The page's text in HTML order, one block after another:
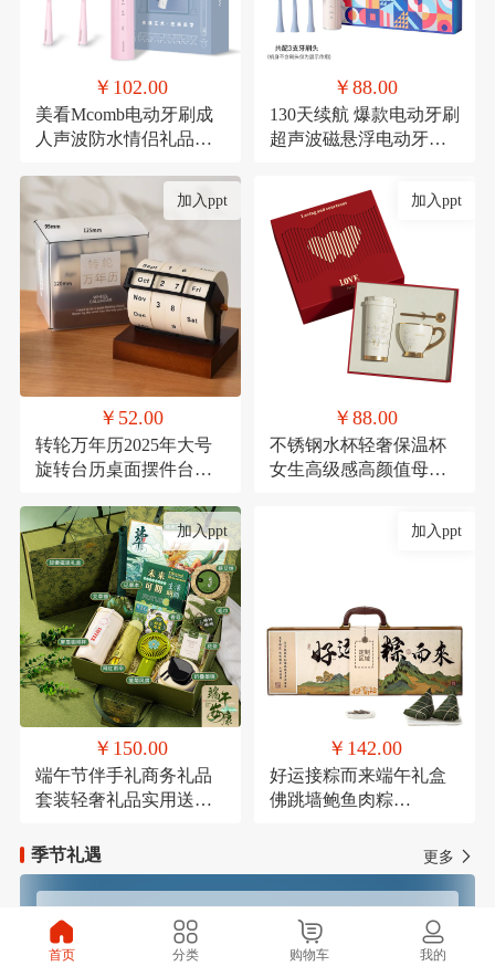
首页 分类 购物车 我的
￥102.00
美看Mcomb电动牙刷成
人声波防水情侣礼品科
￥88.00
130天续航 爆款电动牙刷
超声波磁悬浮电动牙刷
加入ppt
￥52.00
转轮万年历2025年大号
旋转台历桌面摆件台历
加入ppt
￥88.00
不锈钢水杯轻奢保温杯
女生高级感高颜值母亲
加入ppt
￥150.00
端午节伴手礼商务礼品
套装轻奢礼品实用送客
品定制logo
加入ppt
￥142.00
好运接粽而来端午礼盒
佛跳墙鲍鱼肉粽
腿肉粽120g*1，鲜肉粽
120g*1，高汤蛋黄鲜肉
粽120g*1，玫瑰豆沙粽
120g*1，芋泥紫薯粽
120g*1，咸鸭蛋
季节礼遇 更多
春季焕新 夏季清凉